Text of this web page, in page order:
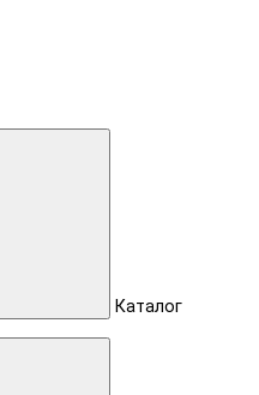
Каталог